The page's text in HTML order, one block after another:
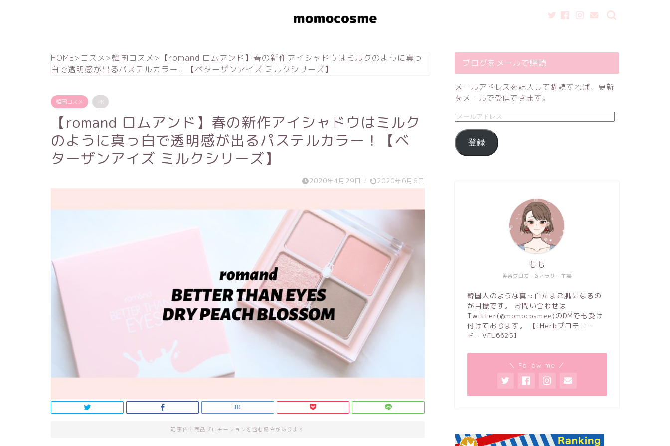
HOME> コスメ>韓国コスメ> 【romand ロムアンド】春の新作アイシャドウはミルクのように真っ
白で透明感が出るパステルカラー！【ベターザンアイズ ミルクシリーズ】
韓国コスメ PR
【romand ロムアンド】春の新作アイシャドウはミルク
のように真っ白で透明感が出るパステルカラー！【ベ
ターザンアイズ ミルクシリーズ】
2020年4月29日 / 2020年6月6日
記事内に商品プロモーションを含む場合があります
ブログをメールで購読
メールアドレスを記入して購読すれば、更新
をメールで受信できます。
登録
美容ブロガー&アラサー主婦
もも
韓国人のような真っ白たまご肌になるの
が目標です。 お問い合わせは
Twitter(@momocosmee)のDMでも受け
付けております。 【iHerbプロモコー
ド：VFL6625】
＼ Follow me ／